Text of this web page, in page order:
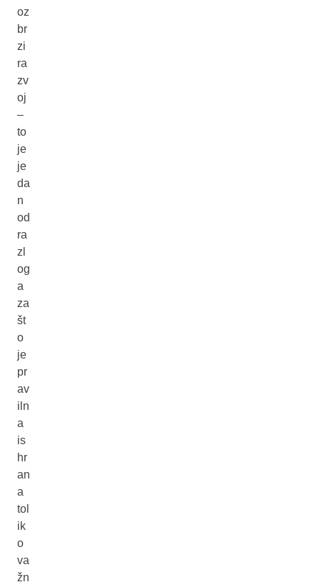
oz
br
zi
ra
zv
oj
–
to
je
je
da
n
od
ra
zl
og
a
za
št
o
je
pr
av
iln
a
is
hr
an
a
tol
ik
o
va
žn